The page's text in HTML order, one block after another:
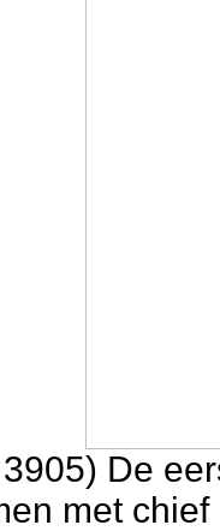
De
met